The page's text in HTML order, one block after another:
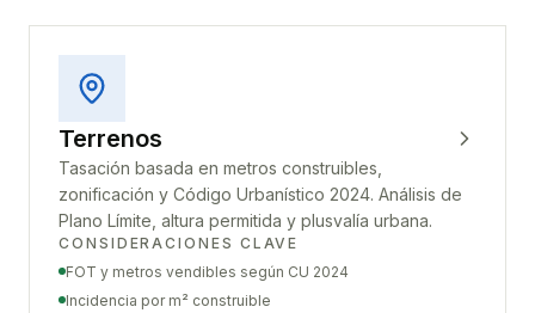
Terrenos
Tasación basada en metros construibles,
zonificación y Código Urbanístico 2024. Análisis de
Plano Límite, altura permitida y plusvalía urbana.
CONSIDERACIONES CLAVE
FOT y metros vendibles según CU 2024
Incidencia por m² construible